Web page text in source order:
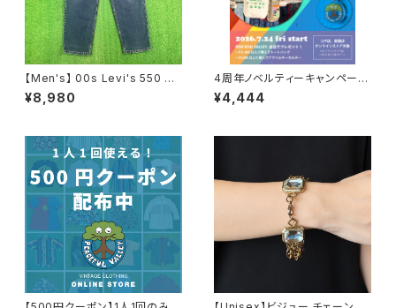
【Men's】 00s Levi's 550 デ
ニムパンツ / 古着 リーバイス ジ
ーンズ ジーパン メンズ デニム
¥8,980
4周年ノベルティーキャンペーン
開催中！
¥4,444